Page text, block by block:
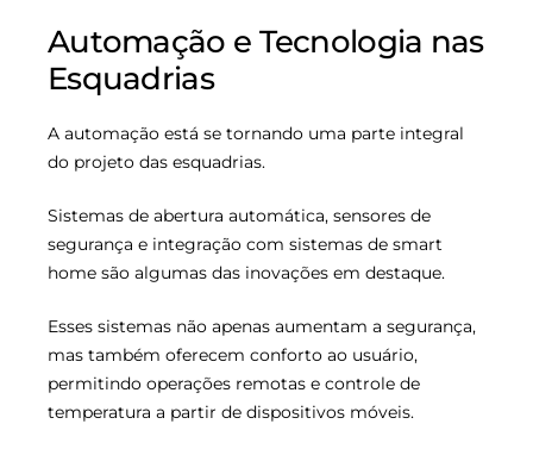
Automação e Tecnologia nas
Esquadrias
A automação está se tornando uma parte integral
do projeto das esquadrias.
Sistemas de abertura automática, sensores de
segurança e integração com sistemas de smart
home são algumas das inovações em destaque.
Esses sistemas não apenas aumentam a segurança,
mas também oferecem conforto ao usuário,
permitindo operações remotas e controle de
temperatura a partir de dispositivos móveis.